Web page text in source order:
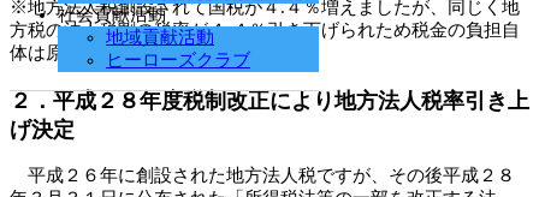
社会貢献活動
地域貢献活動
ヒーローズクラブ
※地方法人税創設されて国税が４.４％増えましたが、同じく地
方税の法人税割の税率が４.４％引き下げられため税金の負担自
体は原則以前と変わりません。
２．平成２８年度税制改正により地方法人税率引き上
げ決定
平成２６年に創設された地方法人税ですが、その後平成２８